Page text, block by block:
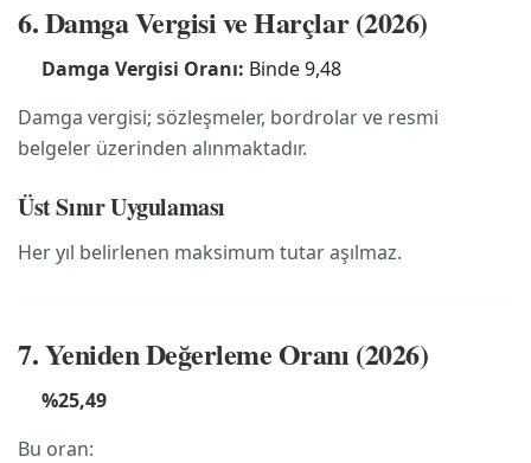
6. Damga Vergisi ve Harçlar (2026)
Damga Vergisi Oranı: Binde 9,48
Damga vergisi; sözleşmeler, bordrolar ve resmi
belgeler üzerinden alınmaktadır.
Üst Sınır Uygulaması
Her yıl belirlenen maksimum tutar aşılmaz.
7. Yeniden Değerleme Oranı (2026)
%25,49
Bu oran: